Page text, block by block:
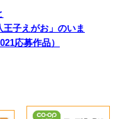
王子えがお」のいま
応募作品）